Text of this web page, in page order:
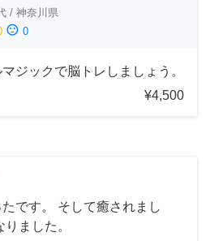
/ 神奈川県
sentiment_dissatisfied 0
ジックで脳トレしましょう。
¥4,500
です。 そして癒されまし
ました。